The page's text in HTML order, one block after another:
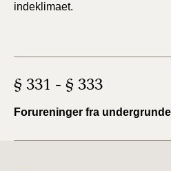
BR18 (1/1-4/7 2019)
2018)
2018)
BR15 (2015-2018)
indeklimaet.
§ 331 - § 333
Forureninger fra